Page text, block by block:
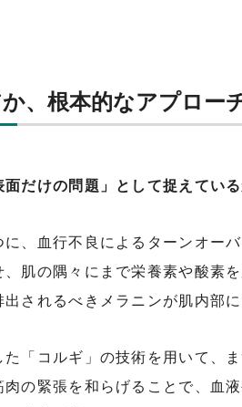
、根本的なアプロー
面だけの問題」として捉えてい
、血行不良によるターンオー
肌の隅々にまで栄養素や酸素
されるべきメラニンが肌内部
「コルギ」の技術を用いて、
の緊張を和らげることで、血